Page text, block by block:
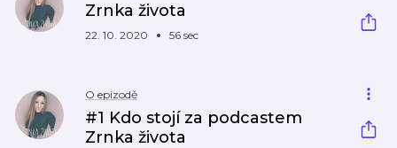
Zrnka života
22. 10. 2020 56 sec
O epizodě
#1 Kdo stojí za podcastem
Zrnka života